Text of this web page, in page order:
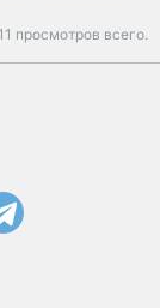
11 просмотров всего.